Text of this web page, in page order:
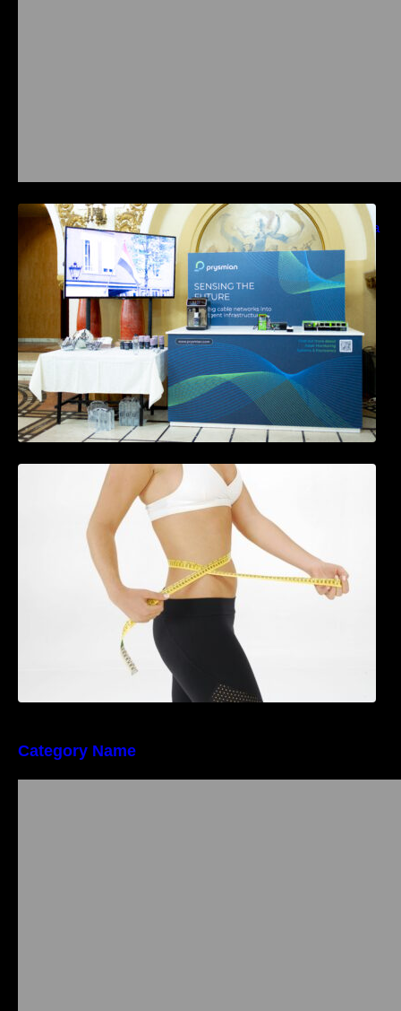
Prysmian aduce la COMM26 tehnologii de
sensing si Digital Energy pentru monitorizarea
in timp real a infrastrucrutilor critice
Tratamentul Wegovy® generează o scădere
în greutate de până la 22,6% la femei în
perioada menopauzei și reduce la jumătate
riscul de migrene
Category Name